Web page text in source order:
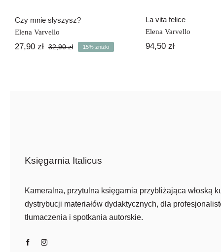
Czy mnie słyszysz?
Elena Varvello
32,90złPierwotna
27,90 zł
Aktualna
15% zniżki
La vita felice
Elena Varvello
94,50 zł
Księgarnia Italicus
Kameralna, przytulna księgarnia przybliżająca włoską
dystrybucji materiałów dydaktycznych, dla
tłumaczenia i spotkania autorskie.